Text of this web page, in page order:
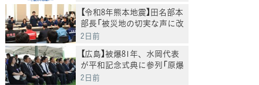
【令和8年熊本地震】田名部本
部長「被災地の切実な声に改
めて、必要な対応を」
2日前
【広島】被爆81年、水岡代表
が平和記念式典に参列「原爆
の惨禍を決して繰り返して
2日前